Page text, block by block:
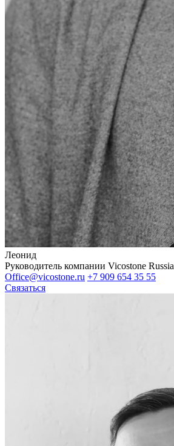
Леонид
Руководитель компании Vicostone Russia
Office@vicostone.ru +7 909 654 35 55
Связаться